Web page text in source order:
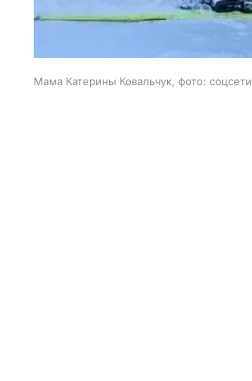
Мама Катерины Ковальчук, фото: соцсети